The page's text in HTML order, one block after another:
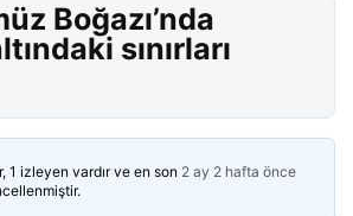
Boğazı’nda
sınırları
1 izleyen vardır ve en son 2 ay 2 hafta önce